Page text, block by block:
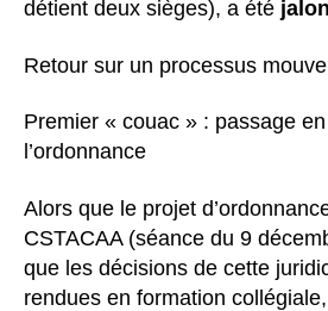
détient deux sièges), a été
Retour sur un processus
Premier « couac » : passage
l’ordonnance
Alors que le projet
CSTACAA (séance du 9
que les décisions de cette
rendues en formation